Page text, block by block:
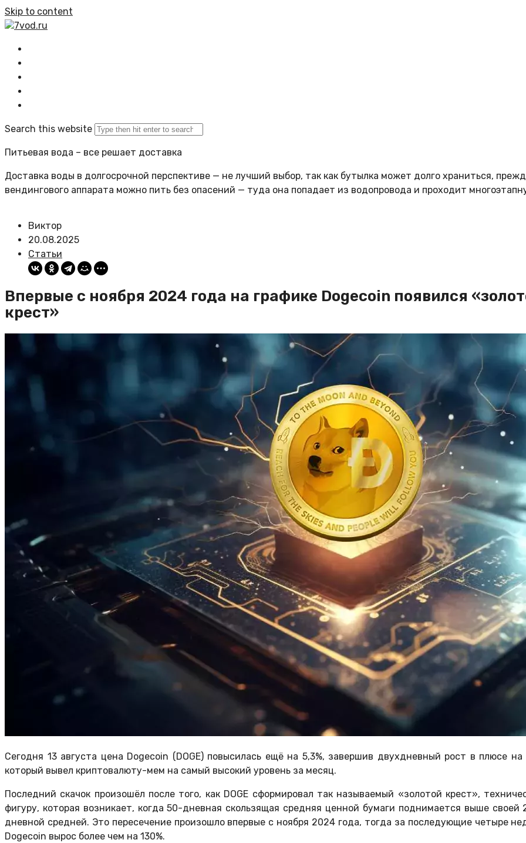
Skip to content
7vod.ru
Search this website
Питьевая вода – все решает доставка
Доставка воды в долгосрочной перспективе — не лучший выбор, так как бутылка может долго храниться,
вендингового аппарата можно пить без опасений — туда она попадает из водопровода и проходит
Виктор
20.08.2025
Статьи
Впервые с ноября 2024 года на графике Dogecoin появился
крест»
Сегодня 13 августа цена Dogecoin (DOGE) повысилась ещё на 5,3%, завершив двухдневный рост в плюсе на
который вывел криптовалюту-мем на самый высокий уровень за месяц.
Последний скачок произошёл после того, как DOGE сформировал так называемый «золотой крест»,
фигуру, которая возникает, когда 50-дневная скользящая средняя ценной бумаги поднимается выше своей
дневной средней. Это пересечение произошло впервые с ноября 2024 года, тогда за последующие четыре
Dogecoin вырос более чем на 130%.